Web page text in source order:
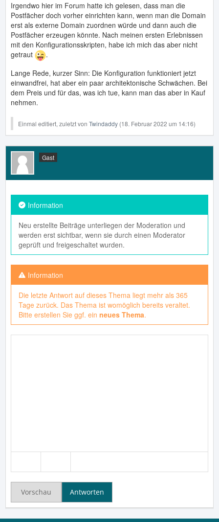
Irgendwo hier im Forum hatte ich gelesen, dass man die
Postfächer doch vorher einrichten kann, wenn man die Domain
erst als externe Domain zuordnen würde und dann auch die
Postfächer erzeugen könnte. Nach meinen ersten Erlebnissen
mit den Konfigurationsskripten, habe ich mich das aber nicht
getraut
.
Lange Rede, kurzer Sinn: Die Konfiguration funktioniert jetzt
einwandfrei, hat aber ein paar architektonische Schwächen. Bei
dem Preis und für das, was ich tue, kann man das aber in Kauf
nehmen.
Einmal editiert, zuletzt von Twindaddy (18. Februar 2022 um 14:16)
Gast
Neu erstellte Beiträge unterliegen der Moderation und
werden erst sichtbar, wenn sie durch einen Moderator
geprüft und freigeschaltet wurden.
Die letzte Antwort auf dieses Thema liegt mehr als 365
Tage zurück. Das Thema ist womöglich bereits veraltet.
Bitte erstellen Sie ggf. ein neues Thema.
Antworten
Vorschau